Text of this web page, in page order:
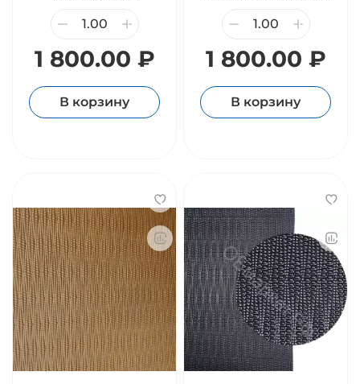
1 800.00 ₽
В корзину
1 800.00 ₽
В корзину